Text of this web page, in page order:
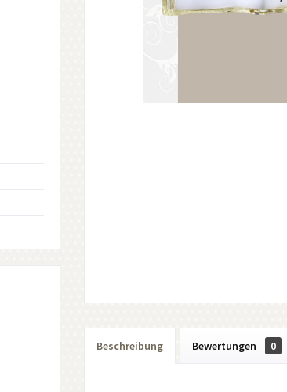
Beschreibung Bewertungen 0